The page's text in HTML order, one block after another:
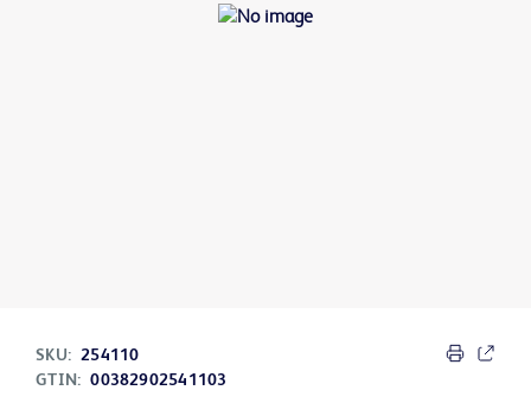
SKU: 254110
GTIN: 00382902541103